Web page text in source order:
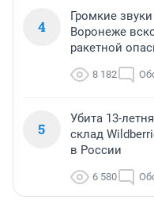
4
Громкие
Воронеже
ракетной
8 182
5
Убита 13-
склад
в России
6 580